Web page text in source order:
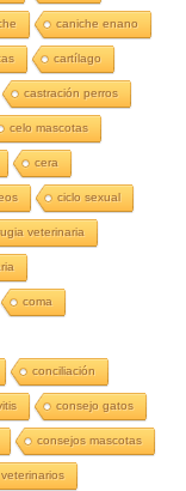
caniche enano
cartílago
castración perros
celo mascotas
cera
ciclo sexual
veterinaria
coma
conciliación
consejo gatos
consejos mascotas